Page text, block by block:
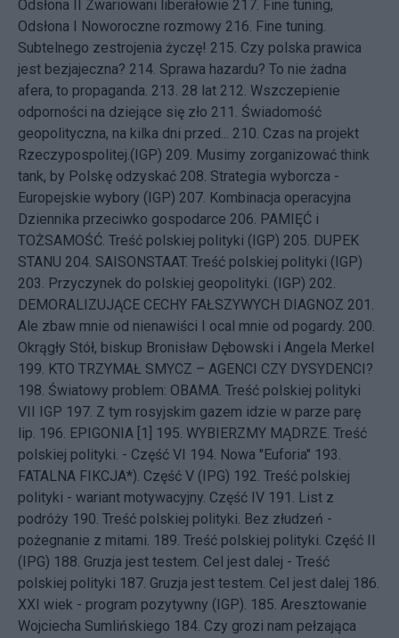
Odsłona II Zwariowani liberałowie 217. Fine tuning,
Odsłona I Noworoczne rozmowy 216. Fine tuning.
Subtelnego zestrojenia życzę! 215. Czy polska prawica
jest bezjajeczna? 214. Sprawa hazardu? To nie żadna
afera, to propaganda. 213. 28 lat 212. Wszczepienie
odporności na dziejące się zło 211. Świadomość
geopolityczna, na kilka dni przed... 210. Czas na projekt
Rzeczypospolitej.(IGP) 209. Musimy zorganizować think
tank, by Polskę odzyskać 208. Strategia wyborcza -
Europejskie wybory (IGP) 207. Kombinacja operacyjna
Dziennika przeciwko gospodarce 206. PAMIĘĆ i
TOŻSAMOŚĆ. Treść polskiej polityki (IGP) 205. DUPEK
STANU 204. SAISONSTAAT. Treść polskiej polityki (IGP)
203. Przyczynek do polskiej geopolityki. (IGP) 202.
DEMORALIZUJĄCE CECHY FAŁSZYWYCH DIAGNOZ 201.
Ale zbaw mnie od nienawiści I ocal mnie od pogardy. 200.
Okrągły Stół, biskup Bronisław Dębowski i Angela Merkel
199. KTO TRZYMAŁ SMYCZ – AGENCI CZY DYSYDENCI?
198. Światowy problem: OBAMA. Treść polskiej polityki
VII IGP 197. Z tym rosyjskim gazem idzie w parze parę
lip. 196. EPIGONIA [1] 195. WYBIERZMY MĄDRZE. Treść
polskiej polityki. - Część VI 194. Nowa "Euforia" 193.
FATALNA FIKCJA*). Część V (IPG) 192. Treść polskiej
polityki - wariant motywacyjny. Część IV 191. List z
podróży 190. Treść polskiej polityki. Bez złudzeń -
pożegnanie z mitami. 189. Treść polskiej polityki. Część II
(IPG) 188. Gruzja jest testem. Cel jest dalej - Treść
polskiej polityki 187. Gruzja jest testem. Cel jest dalej 186.
XXI wiek - program pozytywny (IGP). 185. Aresztowanie
Wojciecha Sumlińskiego 184. Czy grozi nam pełzająca